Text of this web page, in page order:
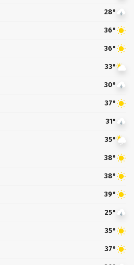
28°
36°
36°
33°
30°
37°
31°
35°
38°
38°
39°
25°
35°
37°